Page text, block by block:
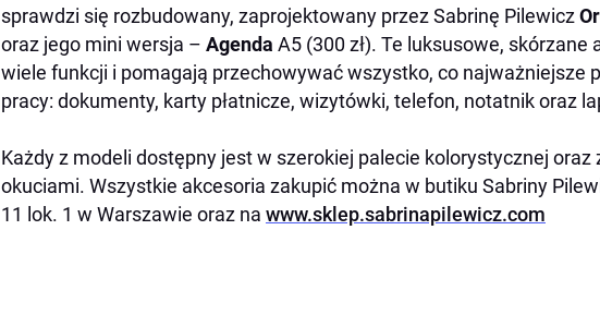
sprawdzi się rozbudowany, zaprojektowany przez Sabrinę Pilewicz
oraz jego mini wersja – Agenda A5 (300 zł). Te luksusowe, skórzane
wiele funkcji i pomagają przechowywać wszystko, co najważniejsze
pracy: dokumenty, karty płatnicze, wizytówki, telefon, notatnik oraz
Każdy z modeli dostępny jest w szerokiej palecie kolorystycznej oraz
okuciami. Wszystkie akcesoria zakupić można w butiku Sabriny
11 lok. 1 w Warszawie oraz na www.sklep.sabrinapilewicz.com